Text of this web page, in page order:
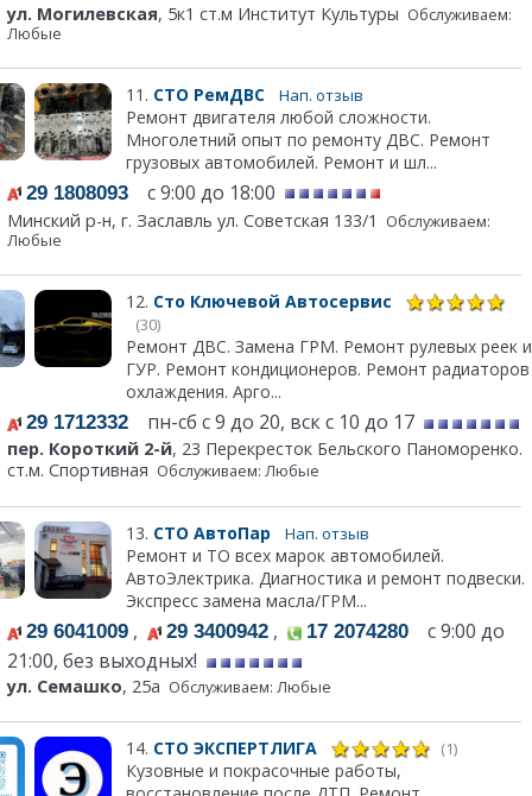
ул. Могилевская, 5к1 ст.м Институт Культуры Обслуживаем:
Любые
11. СТО РемДВС Нап. отзыв
Ремонт двигателя любой сложности.
Многолетний опыт по ремонту ДВС. Ремонт
грузовых автомобилей. Ремонт и шл...
29 1808093 с 9:00 до 18:00
Минский р-н, г. Заславль ул. Советская 133/1
Обслуживаем:
Любые
12. Сто Ключевой Автосервис
(30)
Ремонт ДВС. Замена ГРМ. Ремонт рулевых реек и
ГУР. Ремонт кондиционеров. Ремонт радиаторов
охлаждения. Арго...
29 1712332 пн-сб с 9 до 20, вск с 10 до 17
пер. Короткий 2-й, 23 Перекресток Бельского Паноморенко.
ст.м. Спортивная Обслуживаем: Любые
13. СТО АвтоПар Нап. отзыв
Ремонт и ТО всех марок автомобилей.
АвтоЭлектрика. Диагностика и ремонт подвески.
Экспресс замена масла/ГРМ...
29 6041009 , 29 3400942 , 17 2074280 с 9:00 до
21:00, без выходных!
ул. Семашко, 25а Обслуживаем: Любые
14. СТО ЭКСПЕРТЛИГА (1)
Кузовные и покрасочные работы,